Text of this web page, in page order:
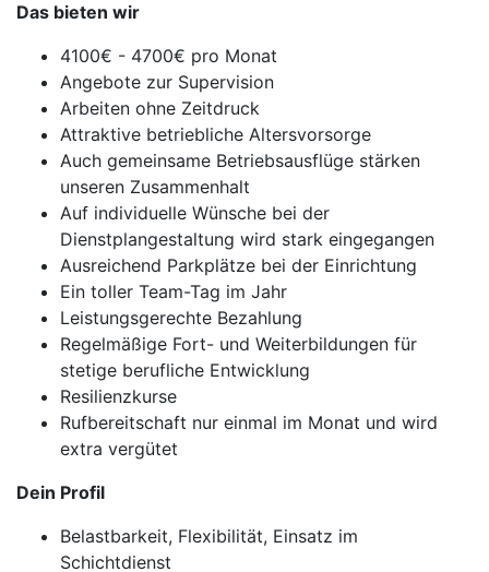
Das bieten wir
4100€ - 4700€ pro Monat
Angebote zur Supervision
Arbeiten ohne Zeitdruck
Attraktive betriebliche Altersvorsorge
Auch gemeinsame Betriebsausflüge stärken
unseren Zusammenhalt
Auf individuelle Wünsche bei der
Dienstplangestaltung wird stark eingegangen
Ausreichend Parkplätze bei der Einrichtung
Ein toller Team-Tag im Jahr
Leistungsgerechte Bezahlung
Regelmäßige Fort- und Weiterbildungen für
stetige berufliche Entwicklung
Resilienzkurse
Rufbereitschaft nur einmal im Monat und wird
extra vergütet
Dein Profil
Belastbarkeit, Flexibilität, Einsatz im
Schichtdienst